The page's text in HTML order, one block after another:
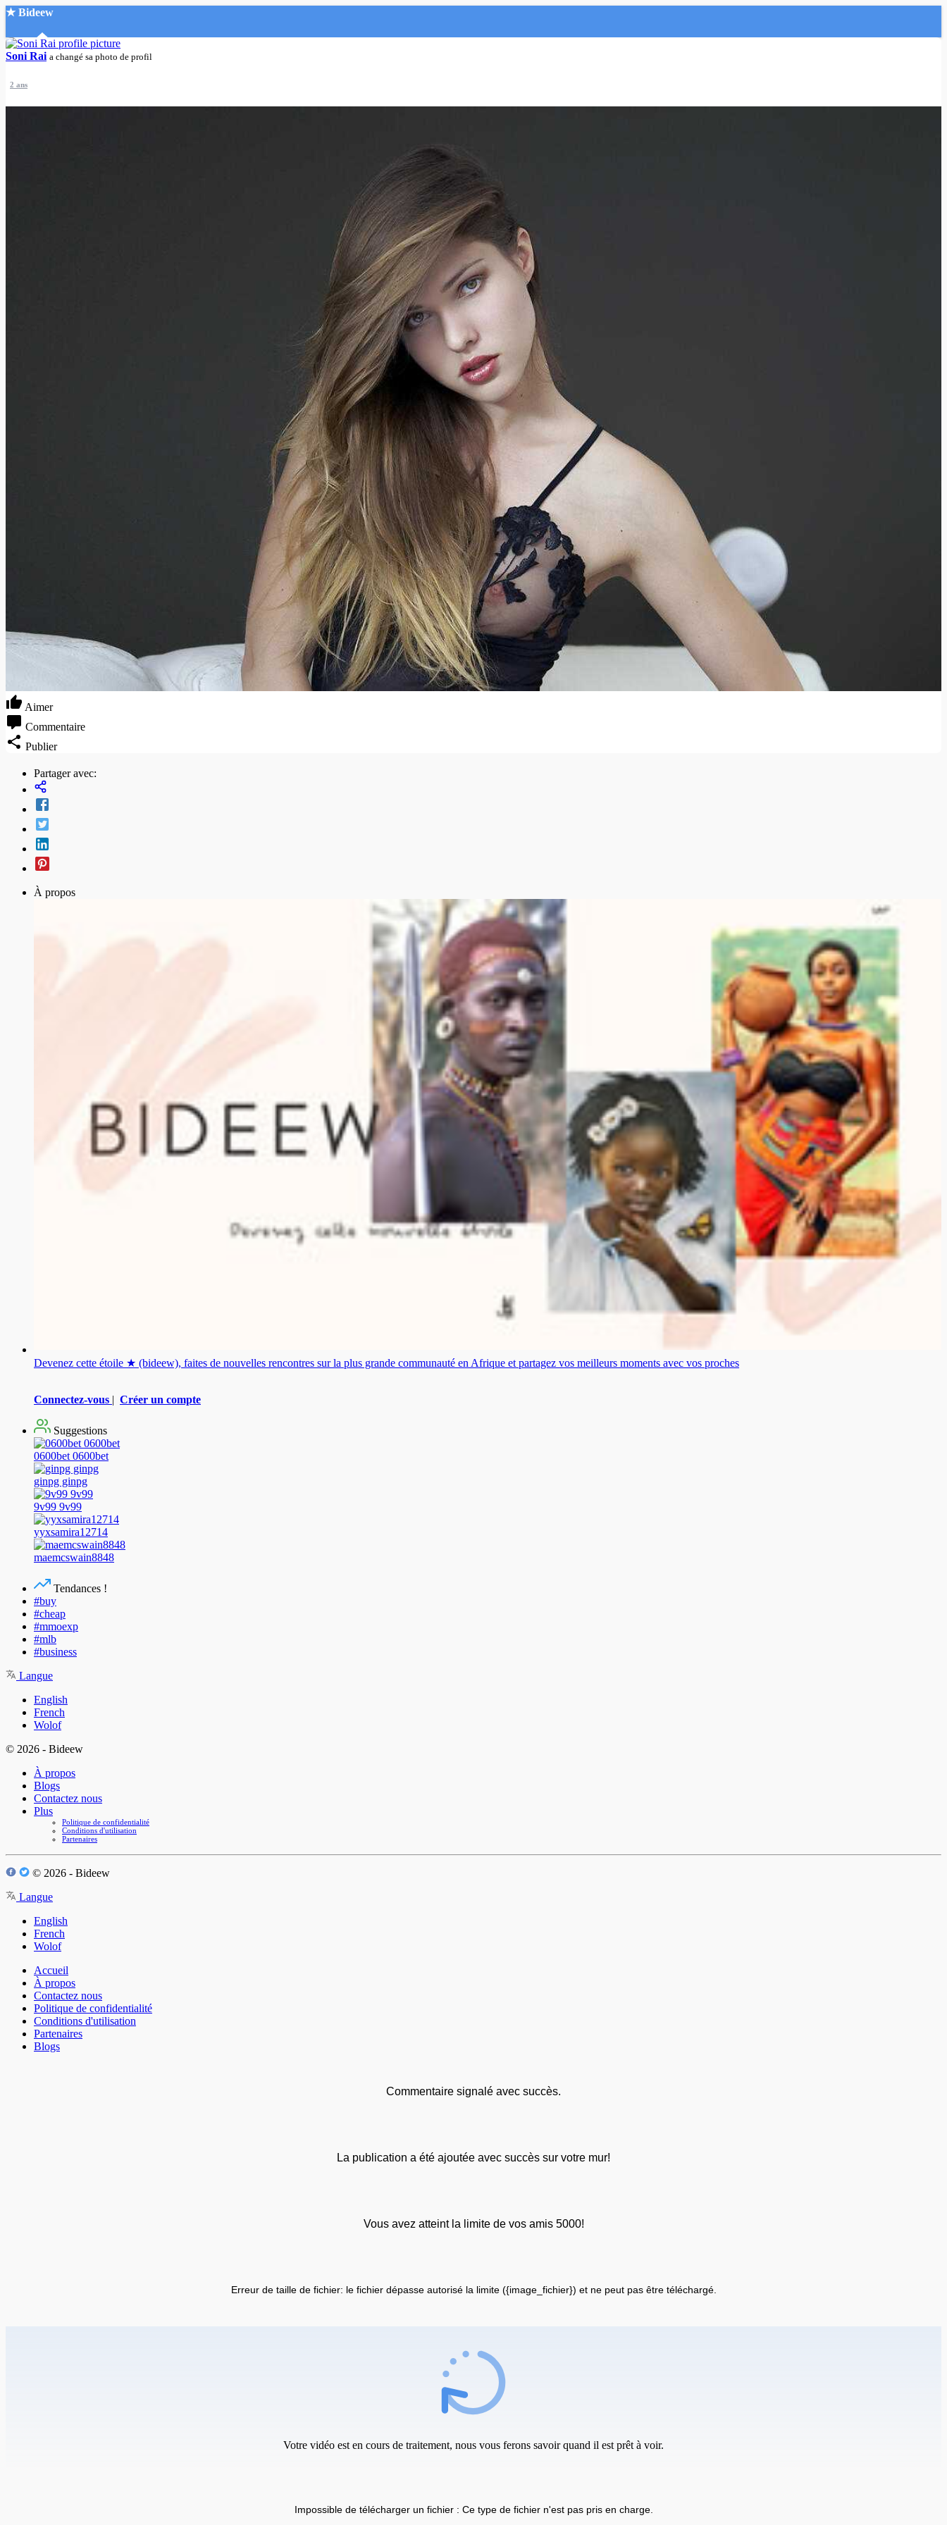
★ Bideew
Accueil
Soni Rai a changé sa photo de profil
2 ans
Aimer
Commentaire
Publier
Partager avec:
À propos
Devenez cette étoile ★ (bideew), faites de nouvelles rencontres sur la plus grande communauté en Afrique et partagez vos meilleurs moments avec vos proches
Connectez-vous | Créer un compte
Suggestions
0600bet 0600bet
ginpg ginpg
9v99 9v99
yyxsamira12714
maemcswain8848
Tendances !
#buy
#cheap
#mmoexp
#mlb
#business
Langue
English
French
Wolof
© 2026 - Bideew
À propos
Blogs
Contactez nous
Plus
Politique de confidentialité
Conditions d'utilisation
Partenaires
© 2026 - Bideew
Langue
English
French
Wolof
Accueil
À propos
Contactez nous
Politique de confidentialité
Conditions d'utilisation
Partenaires
Blogs
Commentaire signalé avec succès.
La publication a été ajoutée avec succès sur votre mur!
Vous avez atteint la limite de vos amis 5000!
Erreur de taille de fichier: le fichier dépasse autorisé la limite ({image_fichier}) et ne peut pas être téléchargé.
Votre vidéo est en cours de traitement, nous vous ferons savoir quand il est prêt à voir.
Impossible de télécharger un fichier : Ce type de fichier n'est pas pris en charge.